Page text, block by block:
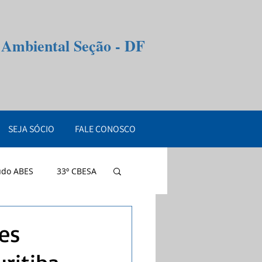
Seção - DF
SEJA SÓCIO FALE CONOSCO
ABES 33º CBESA